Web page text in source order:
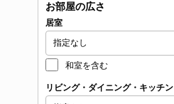
お部屋の広さ
居室
和室を含む
リビング・ダイニング・キッチン